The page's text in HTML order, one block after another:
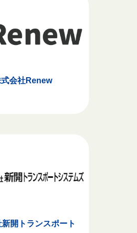
会社Renew
開トランスポート